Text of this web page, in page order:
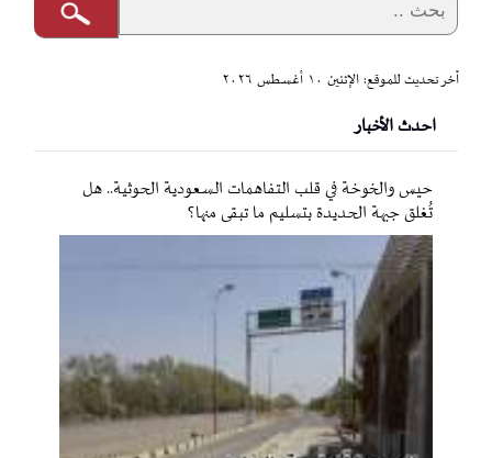
آخر تحديث للموقع: الإثنين ١٠ أغسطس ٢٠٢٦
احدث الأخبار
حيس والخوخة في قلب التفاهمات السعودية الحوثية.. هل
تُغلق جبهة الحديدة بتسليم ما تبقى منها؟